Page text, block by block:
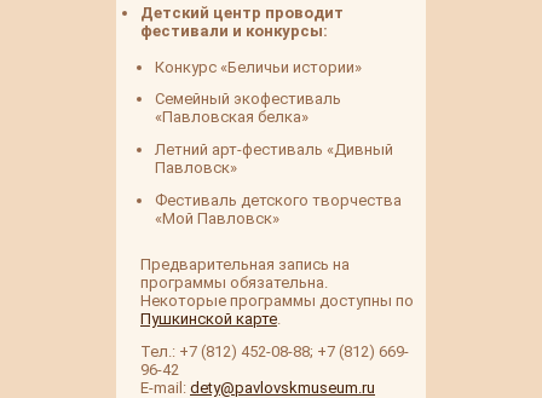
Детский центр проводит
фестивали и конкурсы:
Конкурс «Беличьи истории»
Семейный экофестиваль
«Павловская белка»
Летний арт-фестиваль «Дивный
Павловск»
Фестиваль детского творчества
«Мой Павловск»
Предварительная запись на
программы обязательна.
Некоторые программы доступны по
Пушкинской карте.
Тел.: +7 (812) 452-08-88; +7 (812) 669-
96-42
E-mail: dety@pavlovskmuseum.ru